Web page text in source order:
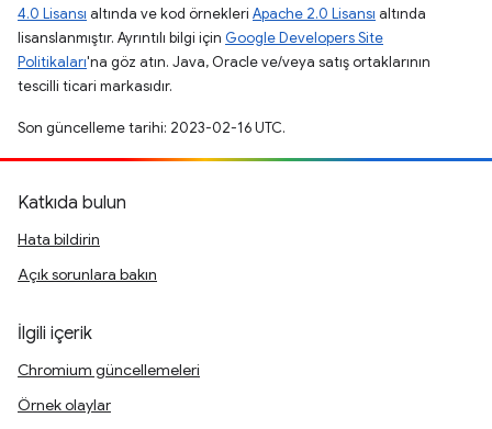
4.0 Lisansı altında ve kod örnekleri Apache 2.0 Lisansı altında
lisanslanmıştır. Ayrıntılı bilgi için Google Developers Site
Politikaları'na göz atın. Java, Oracle ve/veya satış ortaklarının
tescilli ticari markasıdır.
Son güncelleme tarihi: 2023-02-16 UTC.
Katkıda bulun
Hata bildirin
Açık sorunlara bakın
İlgili içerik
Chromium güncellemeleri
Örnek olaylar